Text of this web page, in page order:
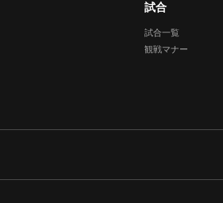
試合
試合一覧
観戦マナー